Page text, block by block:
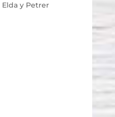
y Petrer